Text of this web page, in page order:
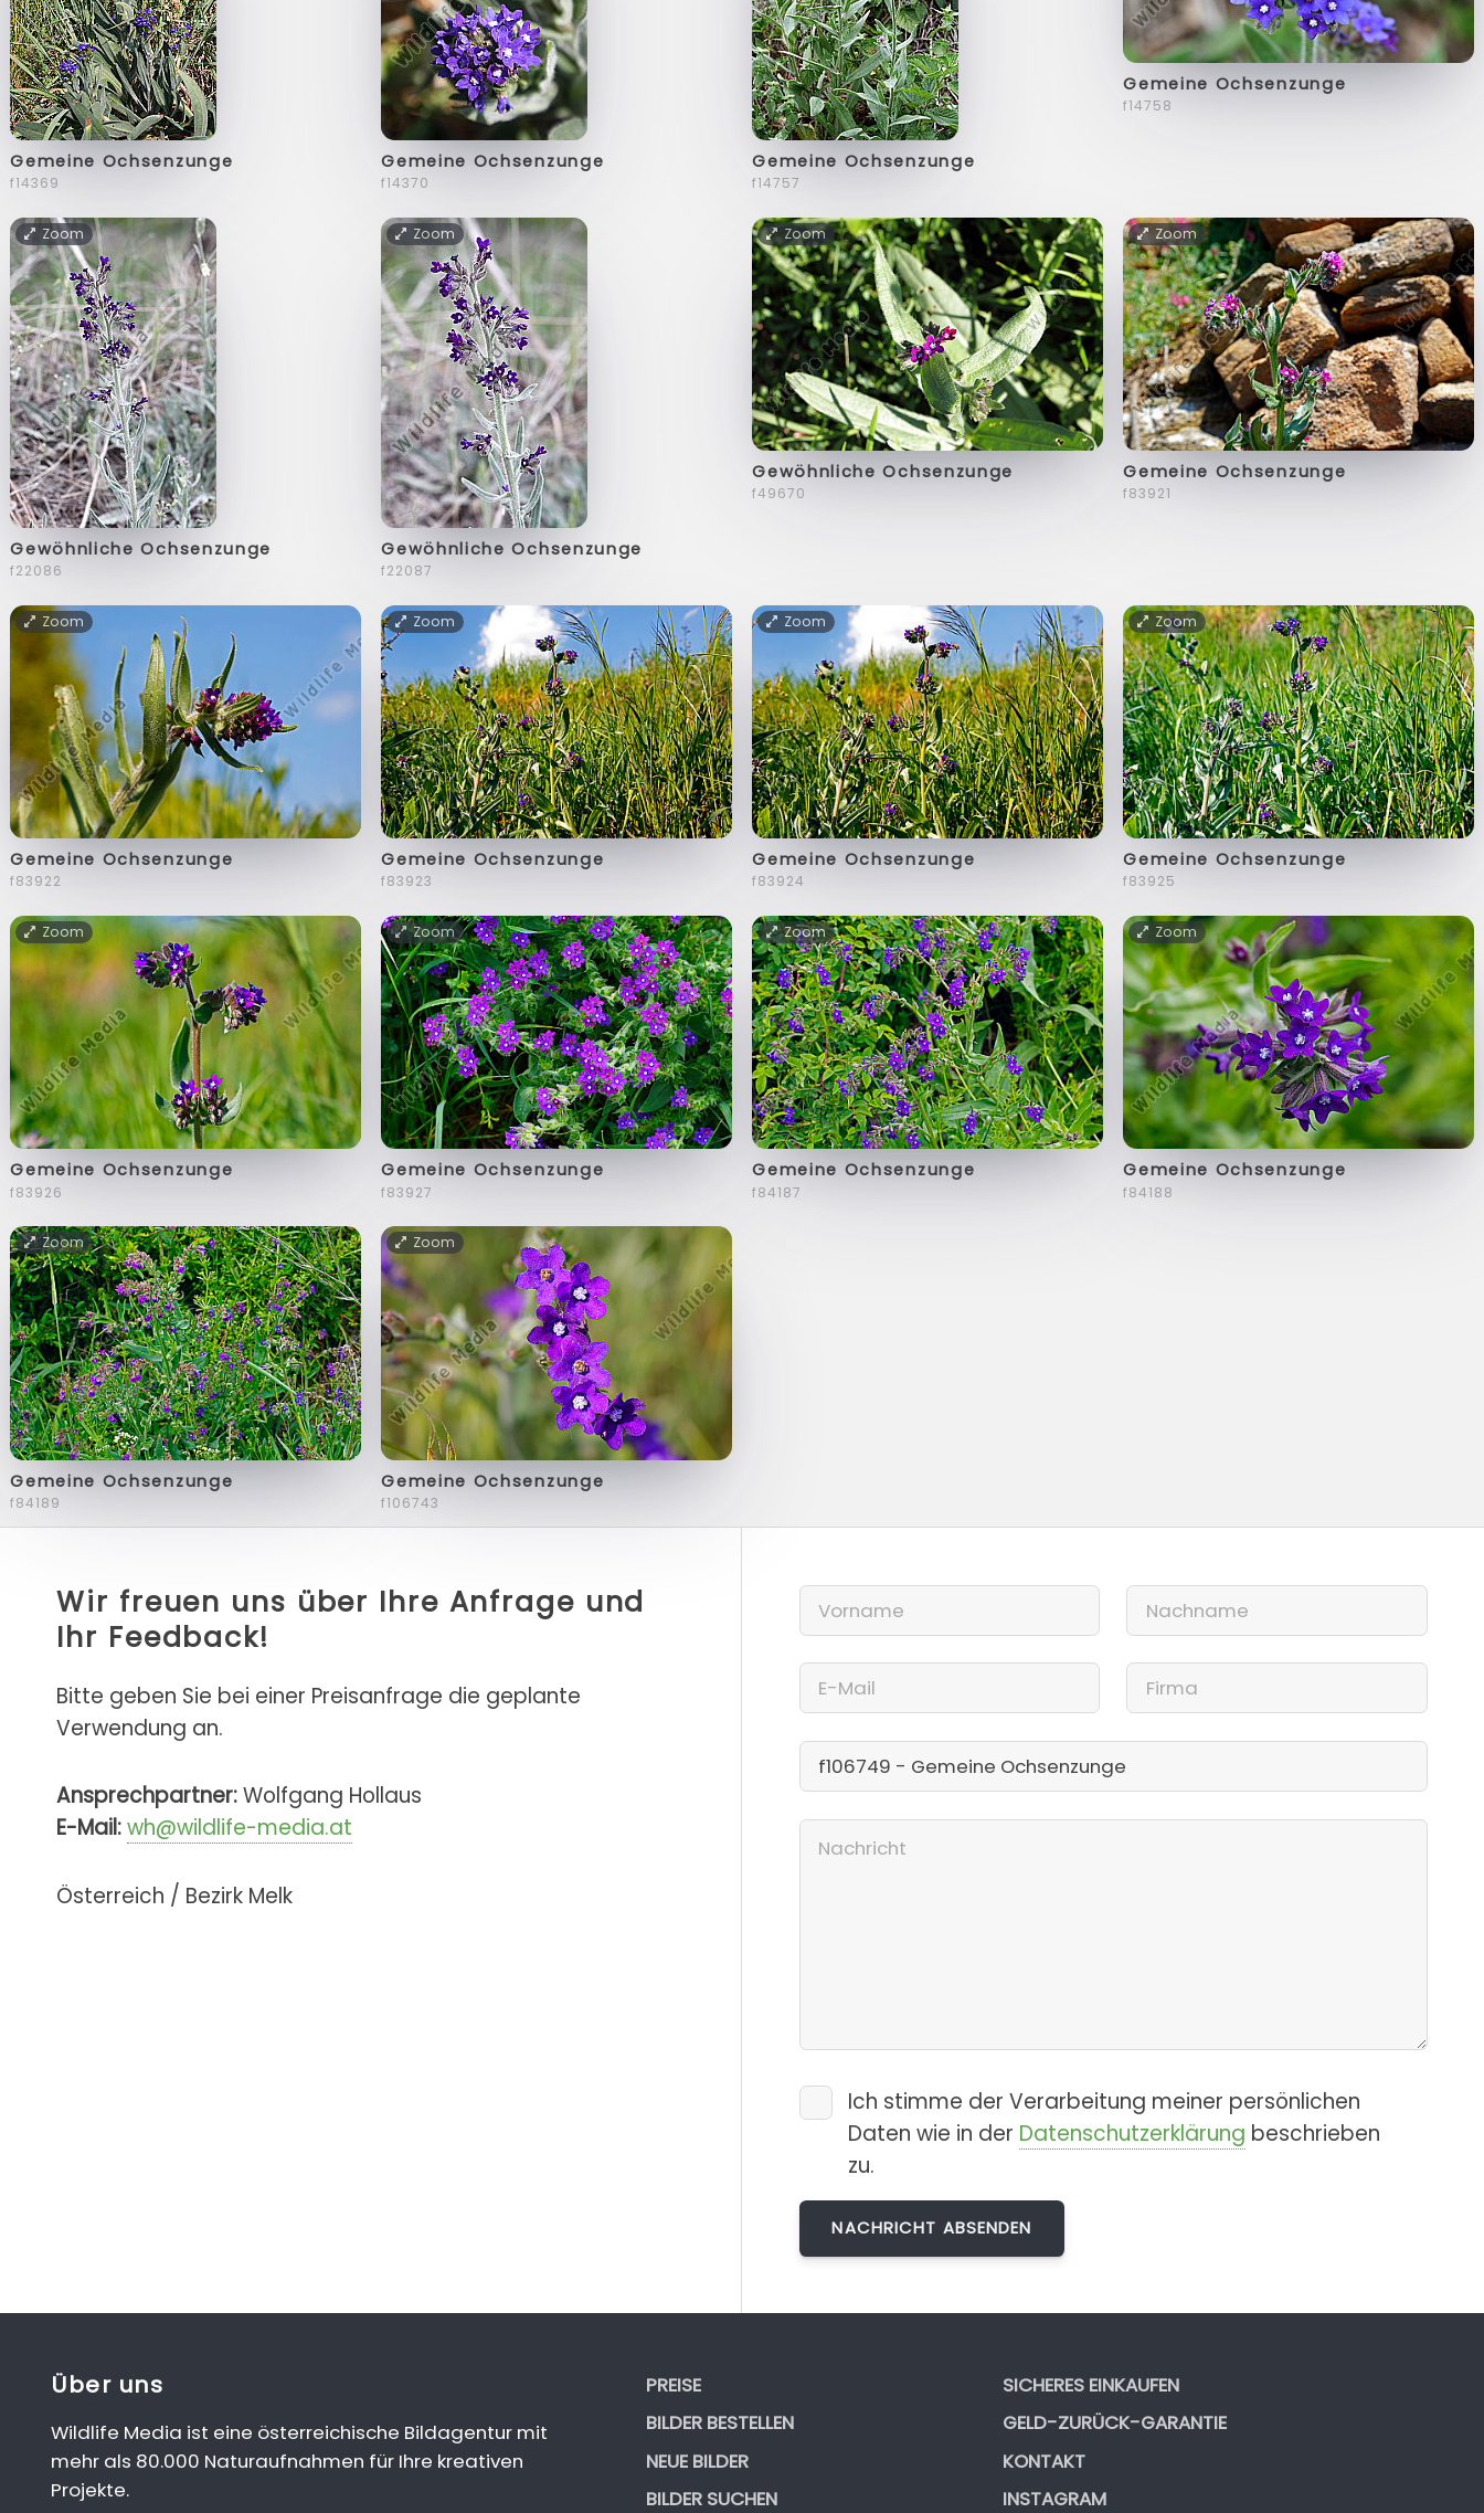
Gemeine Ochsenzunge
f14369
Gemeine Ochsenzunge
f14370
Gemeine Ochsenzunge
f14757
Gemeine Ochsenzunge
f14758
Zoom
Gewöhnliche Ochsenzunge
f22086
Zoom
Gewöhnliche Ochsenzunge
f22087
Zoom
Gewöhnliche Ochsenzunge
f49670
Zoom
Gemeine Ochsenzunge
f83921
Zoom
Gemeine Ochsenzunge
f83922
Zoom
Gemeine Ochsenzunge
f83923
Zoom
Gemeine Ochsenzunge
f83924
Zoom
Gemeine Ochsenzunge
f83925
Zoom
Gemeine Ochsenzunge
f83926
Zoom
Gemeine Ochsenzunge
f83927
Zoom
Gemeine Ochsenzunge
f84187
Zoom
Gemeine Ochsenzunge
f84188
Zoom
Gemeine Ochsenzunge
f84189
Zoom
Gemeine Ochsenzunge
f106743
Wir freuen uns über Ihre Anfrage und
Ihr Feedback!
Bitte geben Sie bei einer Preisanfrage die geplante
Verwendung an.
Ansprechpartner:Wolfgang Hollaus
E-Mail:wh@wildlife-media.at
Österreich / Bezirk Melk
Ich stimme der Verarbeitung meiner persönlichen
Daten wie in der Datenschutzerklärung beschrieben
zu.
Über uns
Wildlife Media ist eine österreichische Bildagentur mit
mehr als 80.000 Naturaufnahmen für Ihre kreativen
Projekte.
PREISE
BILDER BESTELLEN
NEUE BILDER
BILDER SUCHEN
SICHERES EINKAUFEN
GELD-ZURÜCK-GARANTIE
KONTAKT
INSTAGRAM